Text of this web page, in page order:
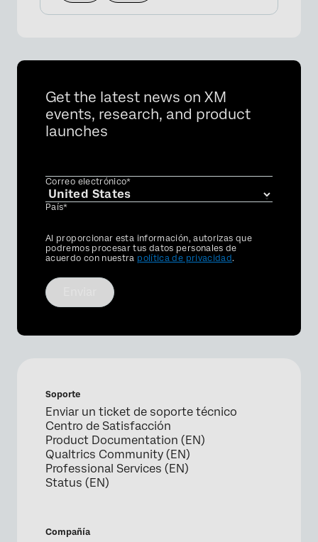
Get the latest news on XM
events, research, and product
launches
Correo electrónico*
País*
Privacy
Optin
Al proporcionar esta información, autorizas que
podremos procesar tus datos personales de
acuerdo con nuestra política de privacidad.
Soporte
Enviar un ticket de soporte técnico
Centro de Satisfacción
Product Documentation (EN)
Qualtrics Community (EN)
Professional Services (EN)
Status (EN)
Compañía